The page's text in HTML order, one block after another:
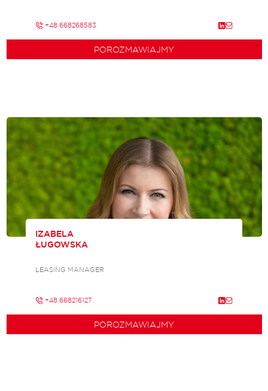
+48 668268583
POROZMAWIAJMY
IZABELA
ŁUGOWSKA
LEASING MANAGER
+48 668216127
POROZMAWIAJMY